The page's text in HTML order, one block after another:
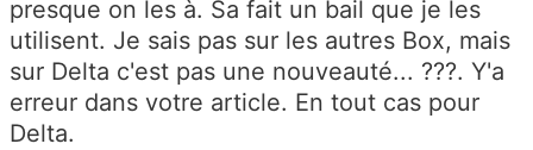
presque on les à. Sa fait un bail que je les
utilisent. Je sais pas sur les autres Box, mais
sur Delta c'est pas une nouveauté... ???. Y'a
erreur dans votre article. En tout cas pour
Delta.